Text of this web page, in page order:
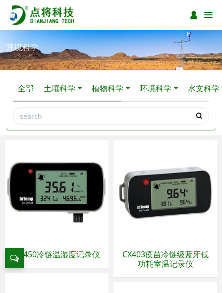
环境科学
全部 土壤科学 植物科学 环境科学 水文科学
CX450冷链温湿度记录仪
CX403疫苗冷链级蓝牙低
功耗室温记录仪